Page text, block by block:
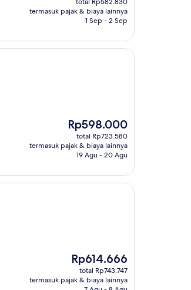
Rp529.845
termasuk pajak & biaya lainnya
1 Sep - 2 Sep
Harga
sekarang
Rp598.000
Rp598.000
total Rp723.580
termasuk pajak & biaya lainnya
19 Agu - 20 Agu
Harga
sekarang
Rp614.666
Rp614.666
total Rp743.747
termasuk pajak & biaya lainnya